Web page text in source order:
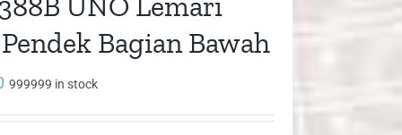
Bagian Bawah
999999 in stock